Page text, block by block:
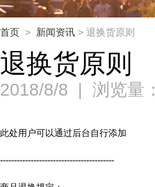
首页 > 新闻资讯 > 退换货原则
退换货原则
2018/8/8 | 浏览量：
此处用户可以通过后台自行添加
-----------------------------------------